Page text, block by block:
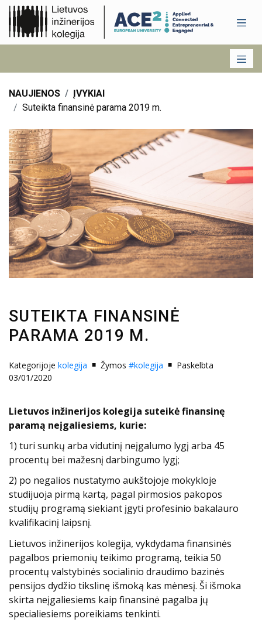
NAUJIENOS
ĮVYKIAI
Suteikta finansinė parama 2019 m.
SUTEIKTA FINANSINĖ
PARAMA 2019 M.
Kategorijoje kolegija Žymos #kolegija
Paskelbta
03/01/2020
Lietuvos inžinerijos kolegija suteikė finansinę
paramą neįgaliesiems, kurie:
1) turi sunkų arba vidutinį neįgalumo lygį arba 45
procentų bei mažesnį darbingumo lygį;
2) po negalios nustatymo aukštojoje mokykloje
studijuoja pirmą kartą, pagal pirmosios pakopos
studijų programą siekiant įgyti profesinio bakalauro
kvalifikacinį laipsnį.
Lietuvos inžinerijos kolegija, vykdydama finansinės
pagalbos priemonių teikimo programą, teikia 50
procentų valstybinės socialinio draudimo bazinės
pensijos dydžio tikslinę išmoką kas mėnesį. Ši išmoka
skirta neįgaliesiems kaip finansinė pagalba jų
specialiesiems poreikiams tenkinti.